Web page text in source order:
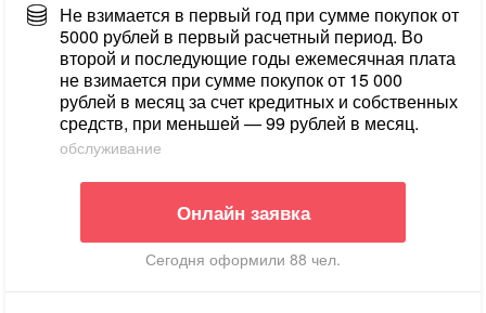
Не взимается в первый год при сумме покупок от
5000 рублей в первый расчетный период. Во
второй и последующие годы ежемесячная плата
не взимается при сумме покупок от 15 000
рублей в месяц за счет кредитных и собственных
средств, при меньшей — 99 рублей в месяц.
обслуживание
Онлайн заявка
Сегодня оформили 88 чел.